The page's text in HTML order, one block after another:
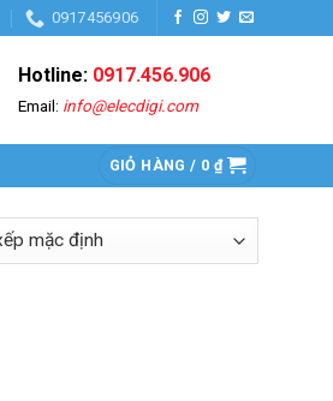
0917456906
Hotline: 0917.456.906
Email: info@elecdigi.com
GIỎ HÀNG / 0 ₫